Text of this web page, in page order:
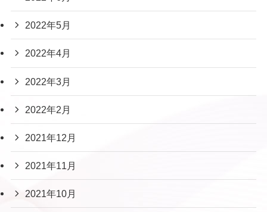
2022年5月
2022年4月
2022年3月
2022年2月
2021年12月
2021年11月
2021年10月